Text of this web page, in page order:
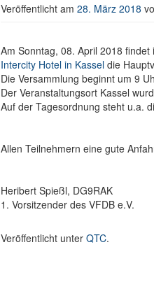
Veröffentlicht am 28. März 2018
Am Sonntag, 08. April 2018 findet
Intercity Hotel in Kassel die
Die Versammlung beginnt um 9
Der Veranstaltungsort Kassel
Auf der Tagesordnung steht u.a.
Allen Teilnehmern eine gute
Heribert Spießl, DG9RAK
1. Vorsitzender des VFDB e.V.
Veröffentlicht unter QTC.